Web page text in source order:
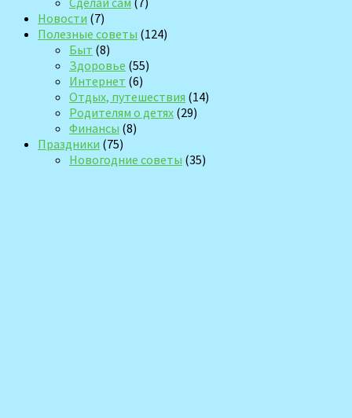
Новости (7)
Полезные советы (124)
Быт (8)
Здоровье (55)
Интернет (6)
Отдых, путешествия (14)
Родителям о детях (29)
Финансы (8)
Праздники (75)
Новогодние советы (35)